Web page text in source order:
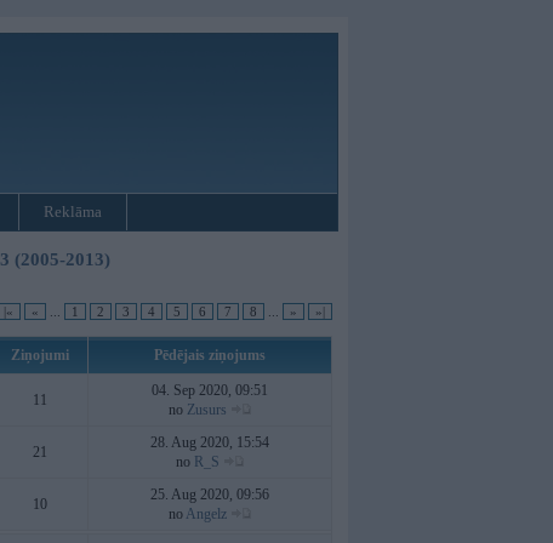
Reklāma
(2005-2013)
|« « 1 2 3 4 5 6 7 8 » »|
Ziņojumi Pēdējais ziņojums
11
04. Sep 2020, 09:51
no Zusurs
21
28. Aug 2020, 15:54
no R_S
10
25. Aug 2020, 09:56
no Angelz